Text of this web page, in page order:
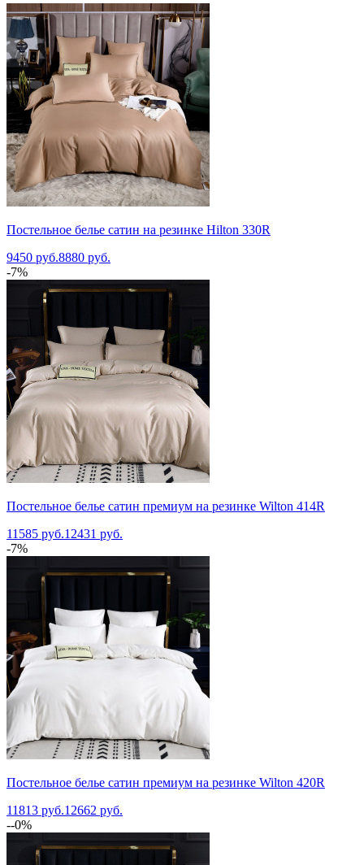
Постельное белье сатин на резинке Hilton 330R
9450 руб.8880 руб.
-7%
Постельное белье сатин премиум на резинке Wilton 414R
11585 руб.12431 руб.
-7%
Постельное белье сатин премиум на резинке Wilton 420R
11813 руб.12662 руб.
--0%